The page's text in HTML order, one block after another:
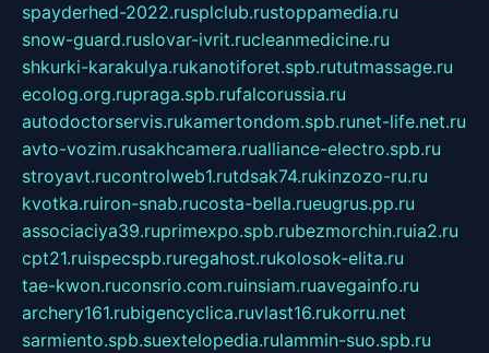
spayderhed-2022.rusplclub.rustoppamedia.ru
snow-guard.ruslovar-ivrit.rucleanmedicine.ru
shkurki-karakulya.rukanotiforet.spb.rututmassage.ru
ecolog.org.rupraga.spb.rufalcorussia.ru
autodoctorservis.rukamertondom.spb.runet-life.net.ru
avto-vozim.rusakhcamera.rualliance-electro.spb.ru
stroyavt.rucontrolweb1.rutdsak74.rukinzozo-ru.ru
kvotka.ruiron-snab.rucosta-bella.rueugrus.pp.ru
associaciya39.ruprimexpo.spb.rubezmorchin.ruia2.ru
cpt21.ruispecspb.ruregahost.rukolosok-elita.ru
tae-kwon.ruconsrio.com.ruinsiam.ruavegainfo.ru
archery161.rubigencyclica.ruvlast16.rukorru.net
sarmiento.spb.suextelopedia.rulammin-suo.spb.ru